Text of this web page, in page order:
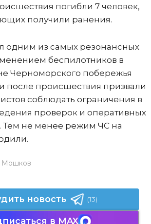
погибли 7 человек,
получили ранения.
одним из самых резонансных
беспилотников в
Черноморского побережья
после происшествия призвали
соблюдать ограничения в
проверок и оперативных
Тем не менее режим ЧС на
Мошков
новость (13)
в MAX